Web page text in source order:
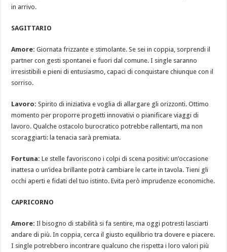
in arrivo.
SAGITTARIO
Amore: Giornata frizzante e stimolante. Se sei in coppia, sorprendi il
partner con gesti spontanei e fuori dal comune. I single saranno
irresistibili e pieni di entusiasmo, capaci di conquistare chiunque con il
sorriso.
Lavoro: Spirito di iniziativa e voglia di allargare gli orizzonti. Ottimo
momento per proporre progetti innovativi o pianificare viaggi di
lavoro. Qualche ostacolo burocratico potrebbe rallentarti, ma non
scoraggiarti: la tenacia sarà premiata.
Fortuna: Le stelle favoriscono i colpi di scena positivi: un’occasione
inattesa o un’idea brillante potrà cambiare le carte in tavola. Tieni gli
occhi aperti e fidati del tuo istinto. Evita però imprudenze economiche.
CAPRICORNO
Amore: Il bisogno di stabilità si fa sentire, ma oggi potresti lasciarti
andare di più. In coppia, cerca il giusto equilibrio tra dovere e piacere.
I single potrebbero incontrare qualcuno che rispetta i loro valori più